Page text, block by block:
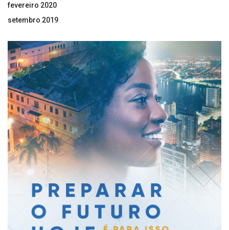
fevereiro 2020
setembro 2019